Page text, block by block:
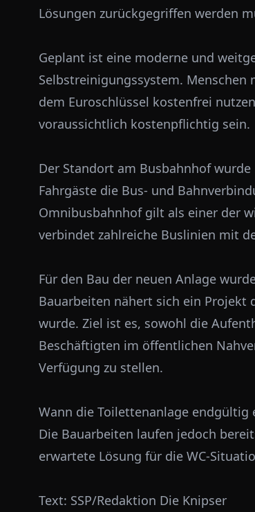
Lösungen zurückgegriffen werden
Geplant ist eine moderne und
Selbstreinigungssystem.
dem Euroschlüssel kostenfrei
voraussichtlich kostenpflichtig sein.
Der Standort am Busbahnhof
Fahrgäste die Bus- und
Omnibusbahnhof gilt als einer der
verbindet zahlreiche Buslinien mit
Für den Bau der neuen Anlage
Bauarbeiten nähert sich ein Projekt
wurde. Ziel ist es, sowohl die
Beschäftigten im öffentlichen
Verfügung zu stellen.
Wann die Toilettenanlage
Die Bauarbeiten laufen jedoch
erwartete Lösung für die WC-
Text: SSP/Redaktion Die Knipser